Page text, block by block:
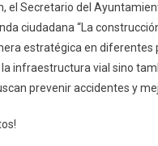
el Secretario del
ciudadana “La
estratégica en diferentes
infraestructura vial sino
prevenir accidentes y